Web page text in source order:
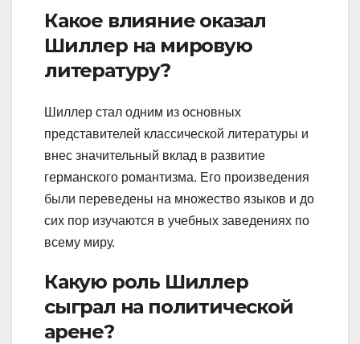
Какое влияние оказал
Шиллер на мировую
литературу?
Шиллер стал одним из основных
представителей классической литературы и
внес значительный вклад в развитие
германского романтизма. Его произведения
были переведены на множество языков и до
сих пор изучаются в учебных заведениях по
всему миру.
Какую роль Шиллер
сыграл на политической
арене?